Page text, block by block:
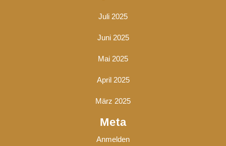
Juli 2025
Juni 2025
Mai 2025
April 2025
März 2025
Meta
Anmelden